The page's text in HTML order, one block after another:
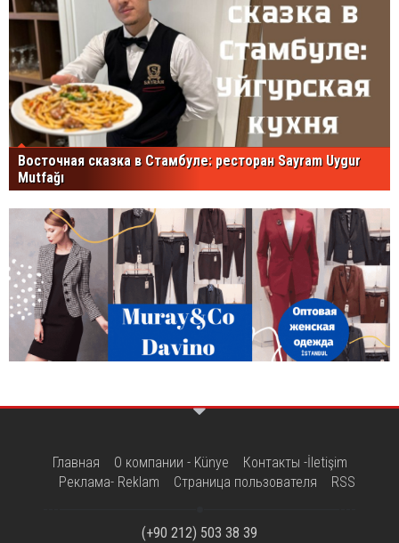
Восточная сказка в Стамбуле: ресторан Sayram Uygur
Mutfağı
Главная О компании - Künye
Контакты -İletişim
Реклама- Reklam
Страница пользователя RSS
(+90 212) 503 38 39